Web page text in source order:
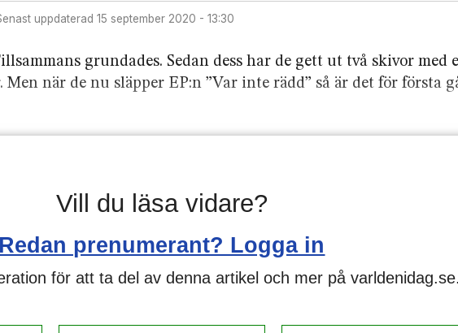
uppdaterad 15 september 2020 - 13:30
grundades. Sedan dess har de gett ut två skivor med
när de nu släpper EP:n ”Var inte rädd” så är det för första
Vill du läsa vidare?
Redan prenumerant? Logga in
för att ta del av denna artikel och mer på